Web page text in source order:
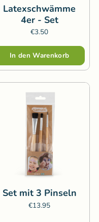
Latexschwämme
4er - Set
€3.50
In den Warenkorb
Set mit 3 Pinseln
€13.95